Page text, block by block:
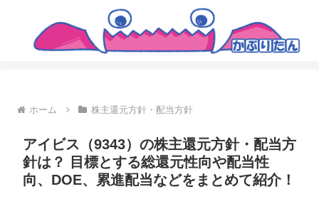
ホーム 株主還元方針・配当方針
アイビス（9343）の株主還元方針・配当方
針は？ 目標とする総還元性向や配当性
向、DOE、累進配当などをまとめて紹介！